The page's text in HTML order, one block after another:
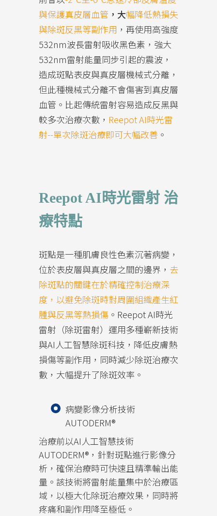
與保護真皮層血管 ， 大幅降低熱損失
與除斑反黑等副作用 ，再使用高強度
532nm波長雷射吸收黑色素，強大
532nm雷射能量同步引起的震波，
造成斑點表皮與真皮層機械式分離，
但此種機械式分離不會傷害到真皮層
血管。比起傳統雷射容易造成反黑與
較多次治療次數， Reepot AI時光雷
射--單次除斑治療即可大幅改善 。
Reepot AI時光雷射 治
療特點
斑點是一種肌膚良性色素沉著病變，
位於表皮層與真皮層之間的邊界， 去
除斑點的關鍵在於精確控制治療深
度，以避免除斑時對周圍組織產生紅
腫與反黑等熱損傷 。Reepot AI時光
雷射（除斑雷射）運用多種嶄新技術
與AI人工智慧除斑科技，降低皮膚熱
損傷等副作用，同時減少除斑治療次
數，大幅提升了除斑效率。
病變影像分析技術
AUTODERM®
治療前以AI人工智慧技術
AUTODERM®，針對斑點進行影像分
析，確保治療時可快速且精準輸出能
量。該技術將雷射能量集中於治療區
域，以極大化除斑治療效果，同時將
疼痛和副作用降至極低。